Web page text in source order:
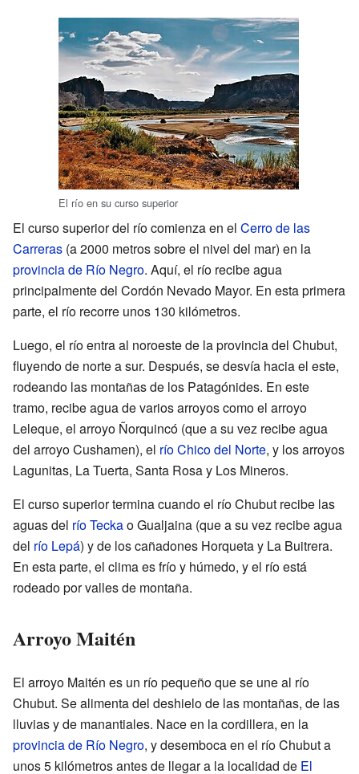
El río en su curso superior
El curso superior del río comienza en el Cerro de las
Carreras (a 2000 metros sobre el nivel del mar) en la
provincia de Río Negro. Aquí, el río recibe agua
principalmente del Cordón Nevado Mayor. En esta primera
parte, el río recorre unos 130 kilómetros.
Luego, el río entra al noroeste de la provincia del Chubut,
fluyendo de norte a sur. Después, se desvía hacia el este,
rodeando las montañas de los Patagónides. En este
tramo, recibe agua de varios arroyos como el arroyo
Leleque, el arroyo Ñorquincó (que a su vez recibe agua
del arroyo Cushamen), el río Chico del Norte, y los arroyos
Lagunitas, La Tuerta, Santa Rosa y Los Mineros.
El curso superior termina cuando el río Chubut recibe las
aguas del río Teckao Gualjaina (que a su vez recibe agua
del río Lepá) y de los cañadones Horqueta y La Buitrera.
En esta parte, el clima es frío y húmedo, y el río está
rodeado por valles de montaña.
Arroyo Maitén
El arroyo Maitén es un río pequeño que se une al río
Chubut. Se alimenta del deshielo de las montañas, de las
lluvias y de manantiales. Nace en la cordillera, en la
provincia de Río Negro, y desemboca en el río Chubut a
unos 5 kilómetros antes de llegar a la localidad de El